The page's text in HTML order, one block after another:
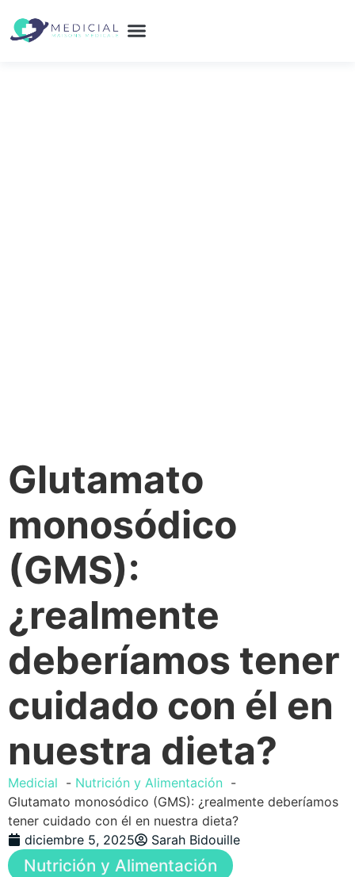
Glutamato
monosódico
(GMS):
¿realmente
deberíamos tener
cuidado con él en
nuestra dieta?
Medicial
Nutrición y Alimentación
Glutamato monosódico (GMS): ¿realmente deberíamos
tener cuidado con él en nuestra dieta?
diciembre 5, 2025
Sarah Bidouille
Nutrición y Alimentación